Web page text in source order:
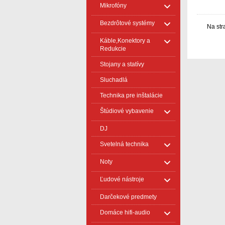
Mikrofóny
Bezdrôtové systémy
Káble,Konektory a
Redukcie
Stojany a statívy
Sluchadlá
Technika pre inštalácie
Štúdiové vybavenie
DJ
Svetelná technika
Noty
Ľudové nástroje
Darčekové predmety
Domáce hifi-audio
Na